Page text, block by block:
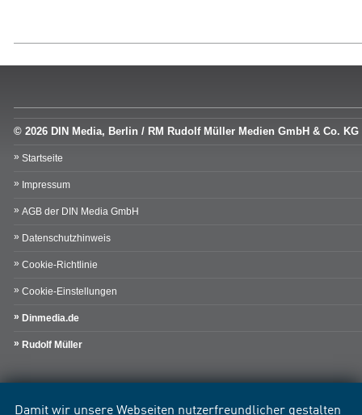
Damit wir unsere Webseiten nutzerfreundlicher gestalten
© 2026 DIN Media, Berlin / RM Rudolf Müller Medien GmbH & Co. KG
Startseite
Impressum
AGB der DIN Media GmbH
Datenschutzhinweis
Cookie-Richtlinie
Cookie-Einstellungen
Dinmedia.de
Rudolf Müller